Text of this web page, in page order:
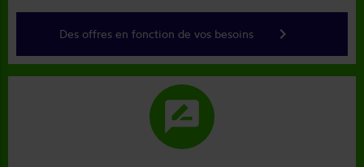
Des offres en fonction de vos besoins keyboard_arrow_right
rate_review